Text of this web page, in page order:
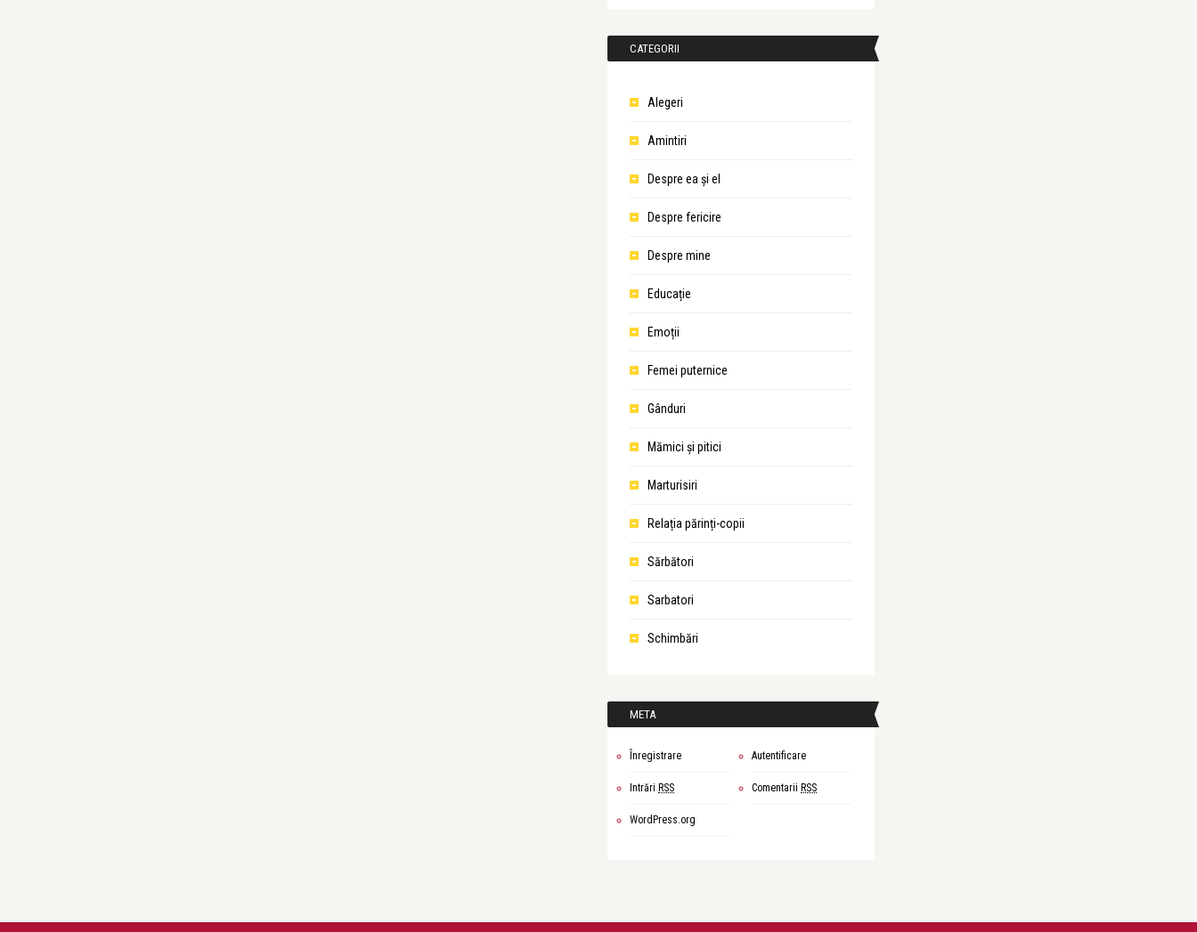
CATEGORII
Alegeri
Amintiri
Despre ea şi el
Despre fericire
Despre mine
Educație
Emoții
Femei puternice
Gânduri
Mămici și pitici
Marturisiri
Relația părinți-copii
Sărbători
Sarbatori
Schimbări
META
Înregistrare Autentificare
Intrări RSS Comentarii RSS
WordPress.org